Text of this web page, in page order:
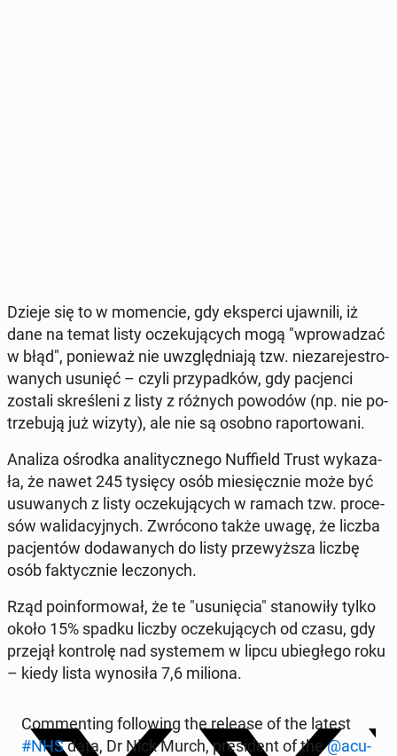
Dzieje się to w mo­men­cie, gdy eks­per­ci ujaw­ni­li, iż
dane na temat listy ocze­ku­ją­cych mogą "wpro­wa­dzać
w błąd", po­nie­waż nie uwzględ­nia­ją tzw. nie­za­re­je­stro­
wa­nych usunięć – czyli przy­pad­ków, gdy pa­cjen­ci
zostali skre­śle­ni z listy z różnych powodów (np. nie po­
trze­bu­ją już wizyty), ale nie są osobno ra­por­to­wa­ni.
Analiza ośrodka ana­li­tycz­ne­go Nuf­field Trust wy­ka­za­
ła, że nawet 245 tysięcy osób mie­sięcz­nie może być
usu­wa­nych z listy ocze­ku­ją­cych w ramach tzw. pro­ce­
sów wa­li­da­cyj­nych. Zwró­co­no także uwagę, że liczba
pa­cjen­tów do­da­wa­nych do listy prze­wyż­sza liczbę
osób fak­tycz­nie le­czo­nych.
Rząd po­in­for­mo­wał, że te "usu­nię­cia" sta­no­wi­ły tylko
około 15% spadku liczby ocze­ku­ją­cych od czasu, gdy
przejął kon­tro­lę nad sys­te­mem w lipcu ubie­głe­go roku
– kiedy lista wy­no­si­ła 7,6 miliona.
Com­men­ting fol­lo­wing the release of the latest
#NHSdata, Dr Nick Murch, pre­si­dent of the@acu­